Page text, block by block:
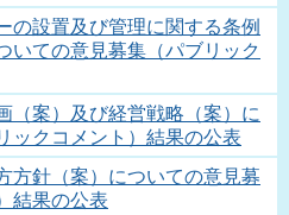
の設置及び管理に関する条例
いての意見募集（パブリック
（案）及び経営戦略（案）に
ックコメント）結果の公表
方針（案）についての意見募
結果の公表